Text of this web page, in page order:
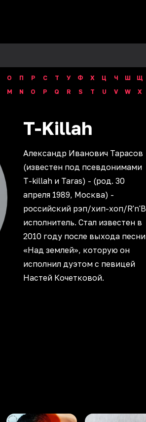
О П Р С Т У Ф Х Ц Ч Ш Щ
M N O P Q R S T U V W X
T-Killah
Александр Иванович Тарасов
(известен под псевдонимами
T-killah и Taras) - (род. 30
апреля 1989, Москва) -
российский рэп/хип-хоп/R'n'B
исполнитель. Стал известен в
2010 году после выхода песни
«Над землей», которую он
исполнил дуэтом с певицей
Настей Кочетковой.